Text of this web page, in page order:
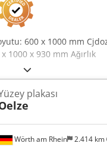
600 x 1000 mm
1000 x 930 mm Ağırlık
Wörth am Rhein 2.414 km
plakası